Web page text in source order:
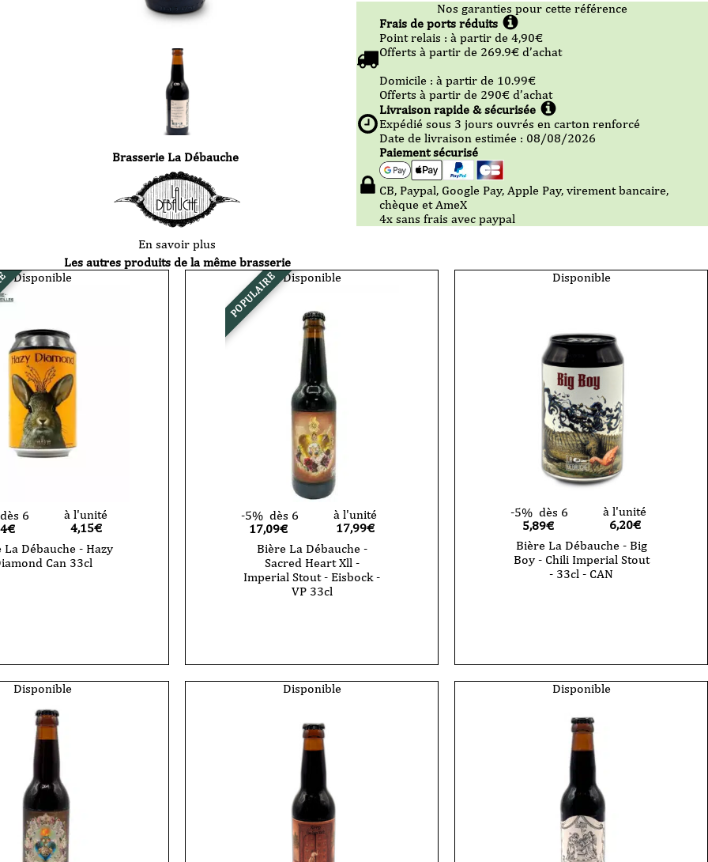
Oak
Chronicles
3
Cognac,
-
33cl
VP
Nos garanties pour cette référence
Frais de ports réduits
Point relais :à partir de 4,90€
Offerts à partir de 269.9€ d’achat
Domicile :à partir de 10.99€
Offerts à partir de 290€ d’achat
Livraison rapide & sécurisée
Expédié sous 3 jours ouvrés en carton renforcé
Date de livraison estimée : 08/08/2026
Paiement sécurisé
CB, Paypal, Google Pay, Apple Pay, virement bancaire,
chèque et AmeX
4x sans frais avec paypal
Brasserie La Débauche
En savoir plus
Les autres produits de la même brasserie
Disponible
dès 6
à l'unité
4,15€
La Débauche - Hazy
Can 33cl
POPULAIRE Disponible
-5% dès 6
17,09€
à l'unité
17,99€
Bière La Débauche -
Sacred Heart Xll -
Imperial Stout - Eisbock -
VP 33cl
Débauche
Disponible
-5% dès 6
5,89€
à l'unité
6,20€
Bière La Débauche - Big
Boy - Chili Imperial Stout
- 33cl - CAN
Boy
Disponible Disponible Disponible